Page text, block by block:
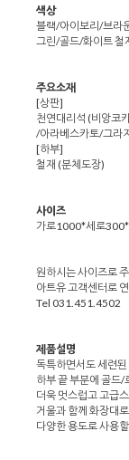
색상
블랙/아이보리/브라
그린/골드/화이트 철
주요소재
[상판]
천연대리석 (비앙코
/아라베스카토/그라
[하부]
철재 (분체도장)
사이즈
가로1000*세로
원하시는 사이즈로
아트유 고객센터로
Tel 031.451.4502
제품설명
독특하면서도 세련
하부 끝 부분에 골드/
더욱 멋스럽고 고급
거울과 함께 화장대
다양한 용도로 사용